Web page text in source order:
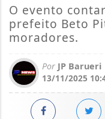
O evento
prefeito Beto
moradores.
Por JP Barueri
13/11/2025